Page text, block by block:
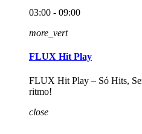
03:00 - 09:00
more_vert
FLUX Hit Play
FLUX Hit Play – Só Hits,
ritmo!
close